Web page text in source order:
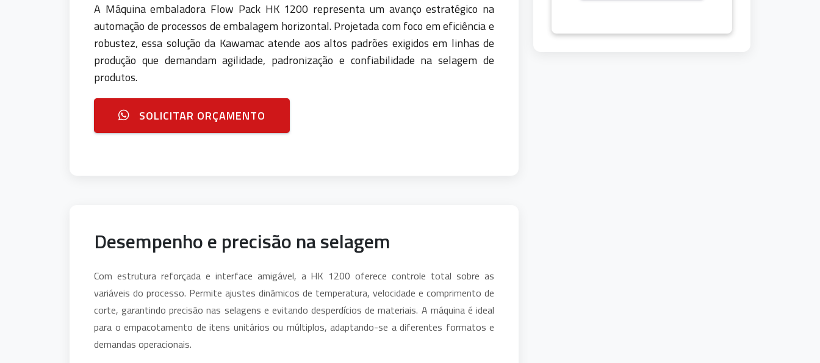
A Máquina embaladora Flow Pack HK 1200 representa um avanço estratégico na
automação de processos de embalagem horizontal. Projetada com foco em eficiência e
robustez, essa solução da Kawamac atende aos altos padrões exigidos em linhas de
produção que demandam agilidade, padronização e confiabilidade na selagem de
produtos.
SOLICITAR ORÇAMENTO
Desempenho e precisão na selagem
Com estrutura reforçada e interface amigável, a HK 1200 oferece controle total sobre as
variáveis do processo. Permite ajustes dinâmicos de temperatura, velocidade e comprimento de
corte, garantindo precisão nas selagens e evitando desperdícios de materiais. A máquina é ideal
para o empacotamento de itens unitários ou múltiplos, adaptando-se a diferentes formatos e
demandas operacionais.